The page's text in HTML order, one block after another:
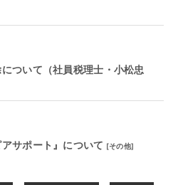
ついて（社員税理士・小松忠
サポート』について [その他]